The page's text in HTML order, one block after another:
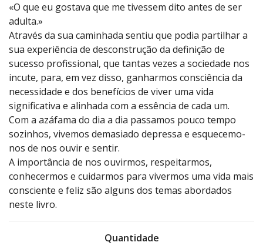
«O que eu gostava que me tivessem dito antes de ser
adulta.»
Através da sua caminhada sentiu que podia partilhar a
sua experiência de desconstrução da definição de
sucesso profissional, que tantas vezes a sociedade nos
incute, para, em vez disso, ganharmos consciência da
necessidade e dos benefícios de viver uma vida
significativa e alinhada com a essência de cada um.
Com a azáfama do dia a dia passamos pouco tempo
sozinhos, vivemos demasiado depressa e esquecemo-
nos de nos ouvir e sentir.
A importância de nos ouvirmos, respeitarmos,
conhecermos e cuidarmos para vivermos uma vida mais
consciente e feliz são alguns dos temas abordados
neste livro.
Quantidade